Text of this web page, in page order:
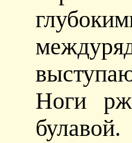
Ноги
булавой.